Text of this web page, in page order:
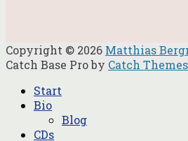
Copyright © 2026 Matthias
Catch Base Pro by Catch Themes
oben
scrollen
Start
Bio
Blog
CDs